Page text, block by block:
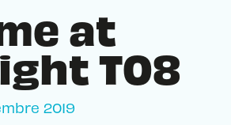
at
T08
2019